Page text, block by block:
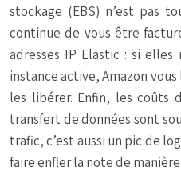
stockage (EBS) n’est pas
continue de vous être
adresses IP Elastic : si
instance active, Amazon
les libérer. Enfin, les coûts
transfert de données sont
trafic, c’est aussi un pic de
faire enfler la note de